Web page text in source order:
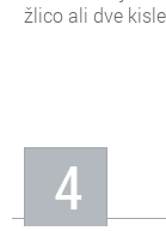
žlico ali dve
4